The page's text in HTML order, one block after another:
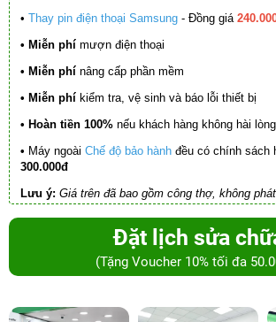
• Thay pin điện thoại Samsung - Đồng giá
• Miễn phí mượn điện thoại
• Miễn phí nâng cấp phần mềm
• Miễn phí kiểm tra, vệ sinh và báo lỗi thiết bị
• Hoàn tiền 100% nếu khách hàng không hài lòng
• Máy ngoài Chế độ bảo hành đều có chính sách
300.000đ
Lưu ý: Giá trên đã bao gồm công thợ, không
Đặt lịch sửa
(Tặng Voucher 10% tối đa